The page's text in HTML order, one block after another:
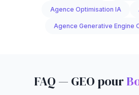
Agence Optimisation IA
Agence Generative Engine
FAQ — GEO pour